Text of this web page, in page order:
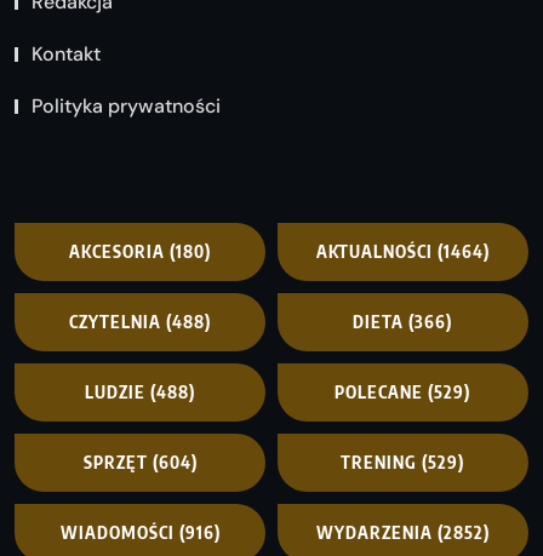
Kontakt
Polityka prywatności
AKCESORIA (180) AKTUALNOŚCI (1464)
CZYTELNIA (488) DIETA (366)
LUDZIE (488) POLECANE (529)
SPRZĘT (604) TRENING (529)
WIADOMOŚCI (916) WYDARZENIA (2852)